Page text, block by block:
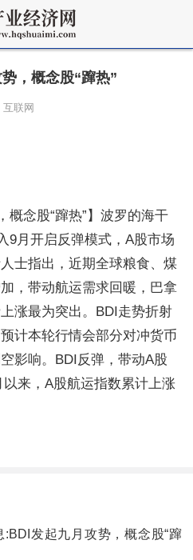
，概念股“蹿热”
联网
概念股“蹿热”】波罗的海干
9月开启反弹模式，A股市场
士指出，近期全球粮食、煤
，带动航运需求回暖，巴拿
涨最为突出。BDI走势折射
计本轮行情会部分对冲货币
影响。BDI反弹，带动A股
以来，A股航运指数累计上涨
:BDI发起九月攻势，概念股“蹿